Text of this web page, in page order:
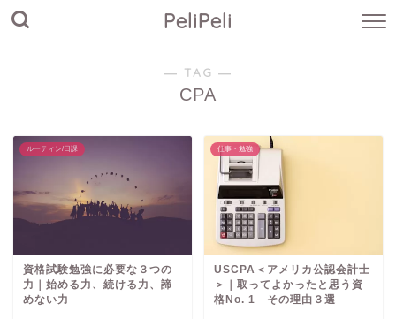
PeliPeli
― TAG ―
CPA
ルーティン/日課
資格試験勉強に必要な３つの
力｜始める力、続ける力、諦
めない力
仕事・勉強
USCPA＜アメリカ公認会計士
＞｜取ってよかったと思う資
格No. 1 その理由３選